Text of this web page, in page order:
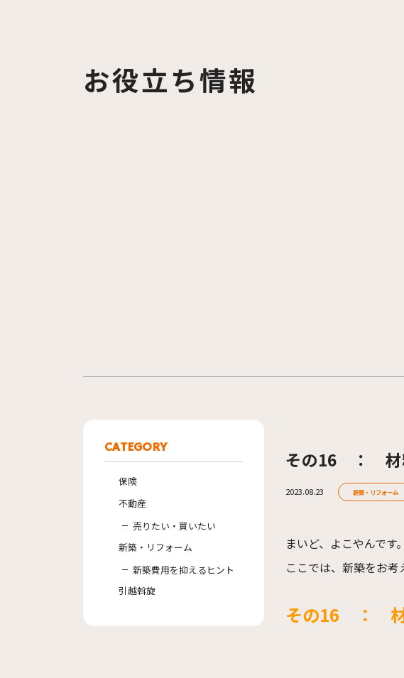
お役立ち情報
その16 ： 材
2023.08.23 新築・リフォーム
まいど、よこやんです。
ここでは、新築をお考
その16 ： 材
CATEGORY
保険
不動産
売りたい・買いたい
新築・リフォーム
新築費用を抑えるヒント
引越斡旋